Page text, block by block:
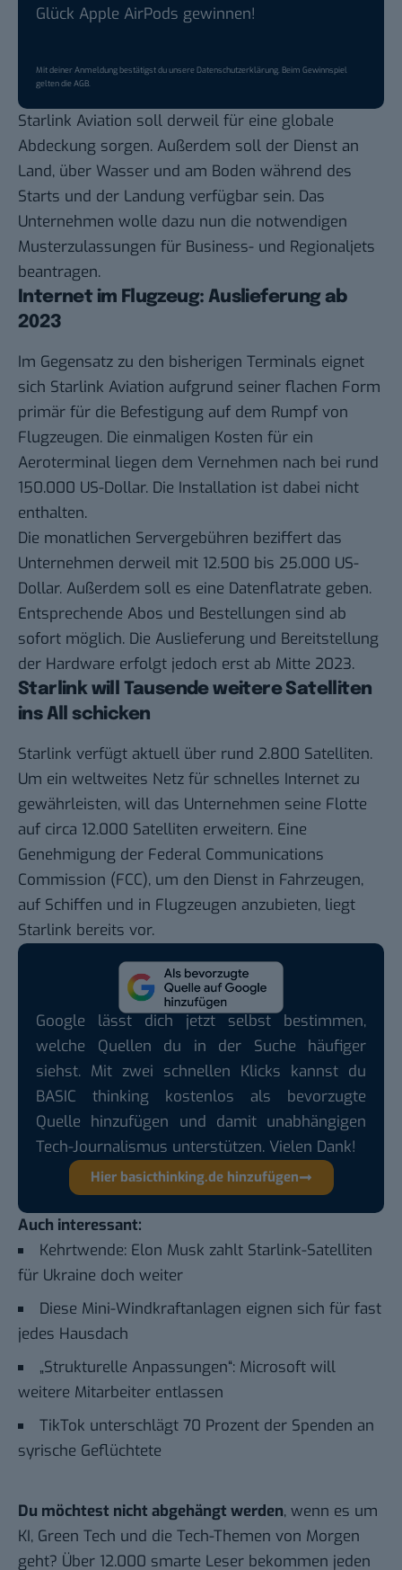
Glück Apple AirPods gewinnen!
Mit deiner Anmeldung bestätigst du unsereDatenschutzerklärung. Beim Gewinnspiel
gelten dieAGB.
Starlink Aviation soll derweil für eine globale
Abdeckung sorgen. Außerdem soll der Dienst an
Land, über Wasser und am Boden während des
Starts und der Landung verfügbar sein. Das
Unternehmen wolle dazu nun die notwendigen
Musterzulassungen für Business- und Regionaljets
beantragen.
Internet im Flugzeug: Auslieferung ab
2023
Im Gegensatz zu den bisherigen Terminals eignet
sich Starlink Aviation aufgrund seiner flachen Form
primär für die Befestigung auf dem Rumpf von
Flugzeugen. Die einmaligen Kosten für ein
Aeroterminal liegen dem Vernehmen nach bei rund
150.000 US-Dollar. Die Installation ist dabei nicht
enthalten.
Die monatlichen Servergebühren beziffert das
Unternehmen derweil mit 12.500 bis 25.000 US-
Dollar. Außerdem soll es eine Datenflatrate geben.
Entsprechende Abos und Bestellungen sind ab
sofort möglich. Die Auslieferung und Bereitstellung
der Hardware erfolgt jedoch erst ab Mitte 2023.
Starlink will Tausende weitere Satelliten
ins All schicken
Starlink verfügt aktuell über rund 2.800 Satelliten.
Um ein weltweites Netz für schnelles Internet zu
gewährleisten, will das Unternehmen seine Flotte
auf circa 12.000 Satelliten erweitern. Eine
Genehmigung der Federal Communications
Commission (FCC), um den Dienst in Fahrzeugen,
auf Schiffen und in Flugzeugen anzubieten, liegt
Starlink bereits vor.
Google lässt dich jetzt selbst bestimmen,
welche Quellen du in der Suche häufiger
siehst. Mit zwei schnellen Klicks kannst du
BASIC thinking kostenlos als bevorzugte
Quelle hinzufügen und damit unabhängigen
Tech-Journalismus unterstützen. Vielen Dank!
Hier basicthinking.de hinzufügen
Auch interessant:
Kehrtwende: Elon Musk zahlt Starlink-Satelliten
für Ukraine doch weiter
Diese Mini-Windkraftanlagen eignen sich für fast
jedes Hausdach
„Strukturelle Anpassungen“: Microsoft will
weitere Mitarbeiter entlassen
TikTok unterschlägt 70 Prozent der Spenden an
syrische Geflüchtete
Du möchtest nicht abgehängt werden, wenn es um
KI, Green Tech und die Tech-Themen von Morgen
geht? Über 12.000 smarte Leser bekommen jeden